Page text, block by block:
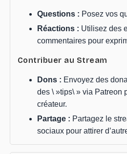
Questions : Posez vos
Réactions : Utilisez des
commentaires pour
Contribuer au Stream
Dons : Envoyez des
des \ »tips\ » via Patreon
créateur.
Partage : Partagez le
sociaux pour attirer